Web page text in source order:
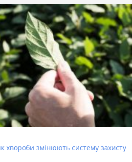
хвороби змінюють систему захисту